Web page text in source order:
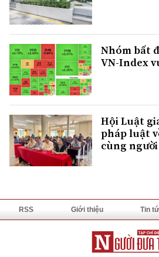
Nhóm bất
VN-Index
Hội Luật
pháp luật
cùng
RSS Giới thiệu Tin